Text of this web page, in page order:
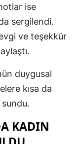
ise
sergilendi.
ve teşekkür
duygusal
kısa da
KADIN